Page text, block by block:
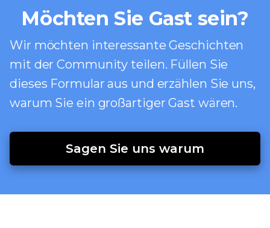
Möchten Sie Gast sein?
Wir möchten interessante Geschichten
mit der Community teilen. Füllen Sie
dieses Formular aus und erzählen Sie uns,
warum Sie ein großartiger Gast wären.
Sagen Sie uns warum